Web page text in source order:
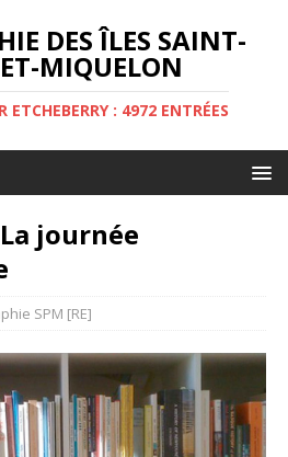
DES ÎLES SAINT-
MIQUELON
ETCHEBERRY : 4972 ENTRÉES
journée
SPM [RE]